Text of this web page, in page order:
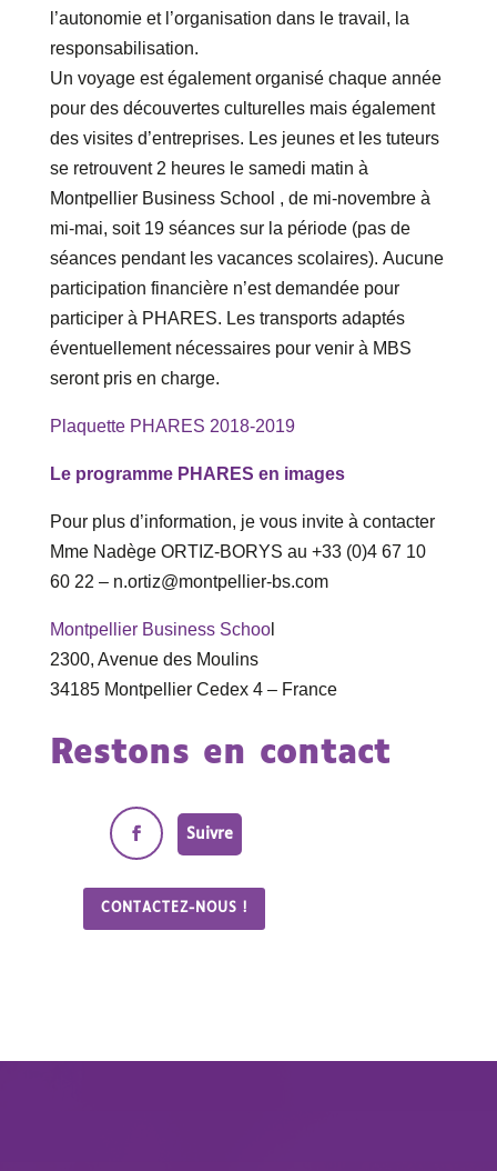
l’autonomie et l’organisation dans le travail, la
responsabilisation.
Un voyage est également organisé chaque année
pour des découvertes culturelles mais également
des visites d’entreprises. Les jeunes et les tuteurs
se retrouvent 2 heures le samedi matin à
Montpellier Business School , de mi-novembre à
mi-mai, soit 19 séances sur la période (pas de
séances pendant les vacances scolaires). Aucune
participation financière n’est demandée pour
participer à PHARES. Les transports adaptés
éventuellement nécessaires pour venir à MBS
seront pris en charge.
Plaquette PHARES 2018-2019
Le programme PHARES en images
Pour plus d’information, je vous invite à contacter
Mme Nadège ORTIZ-BORYS au +33 (0)4 67 10
60 22 – n.ortiz@montpellier-bs.com
Montpellier Business School
2300, Avenue des Moulins
34185 Montpellier Cedex 4 – France
Restons en contact
Suivre
CONTACTEZ-NOUS !